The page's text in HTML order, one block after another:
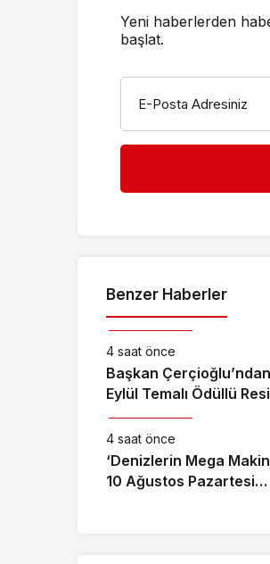
Yeni haberlerden
başlat.
E-Posta Adresiniz
Benzer Haberler
Kültür & Sanat
4 saat önce
Başkan
Eylül Temalı Ödüllü
Şiir ve Kompozisyon
Yarışması
4 saat önce
‘Denizlerin Mega
10 Ağustos Pazartesi